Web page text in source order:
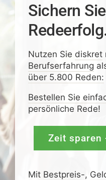
Sichern
Nutzen Sie diskret
Berufserfahrung
über 5.800 Reden:
Bestellen Sie
persönliche Rede!
Zeit sparen
Mit Bestpreis-,